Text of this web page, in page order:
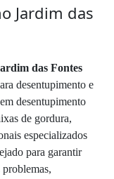
Jardim das
das Fontes
desentupimento e
desentupimento
de gordura,
especializados
para garantir